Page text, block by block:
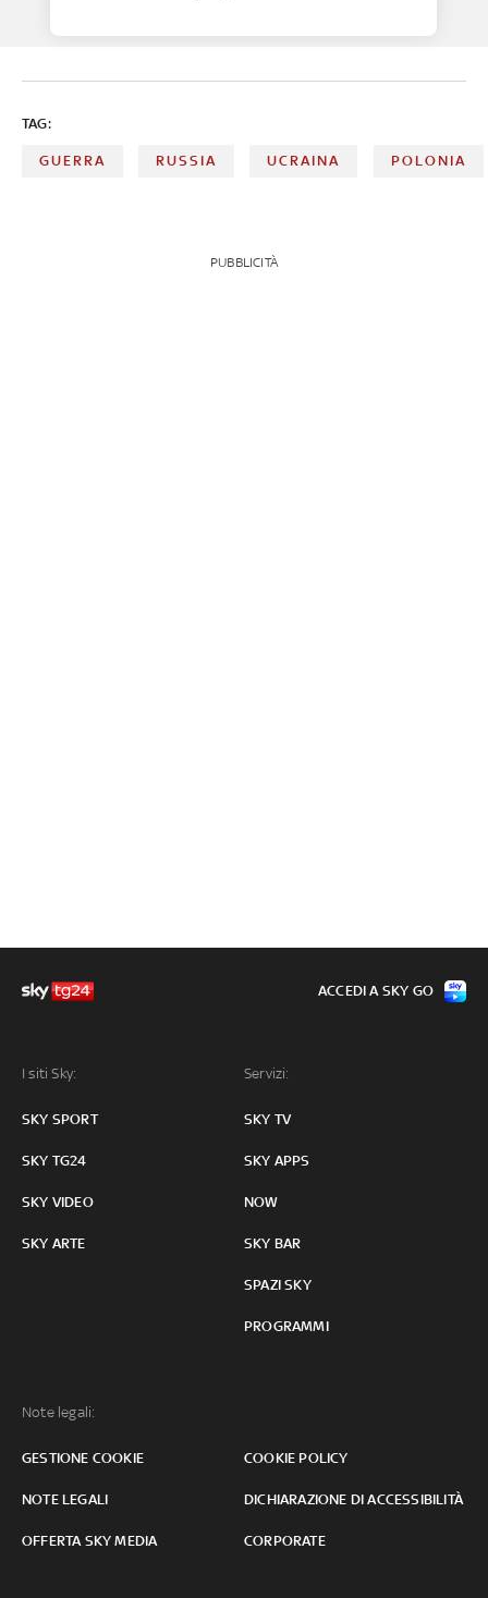
TAG:
GUERRA RUSSIA UCRAINA POLONIA
PUBBLICITÀ
I siti Sky:
SKY SPORT
SKY TG24
SKY VIDEO
SKY ARTE
Servizi:
SKY TV
SKY APPS
NOW
SKY BAR
SPAZI SKY
PROGRAMMI
Note legali:
GESTIONE COOKIE COOKIE POLICY
NOTE LEGALI DICHIARAZIONE DI ACCESSIBILITÀ
OFFERTA SKY MEDIA CORPORATE
ACCEDI A SKY GO